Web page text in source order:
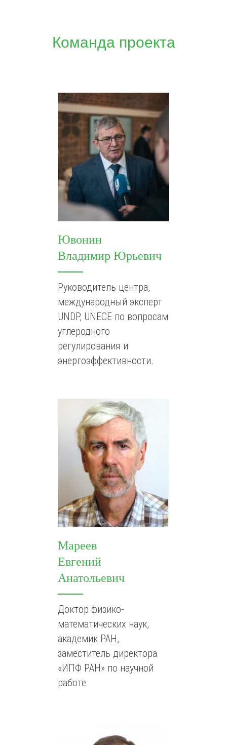
Команда проекта
Ювонин
Владимир Юрьевич
Руководитель центра,
международный эксперт
UNDP, UNECE по вопросам
углеродного
регулирования и
энергоэффективности.
Мареев
Евгений
Анатольевич
Доктор физико-
математических наук,
академик РАН,
заместитель директора
«ИПФ РАН» по научной
работе